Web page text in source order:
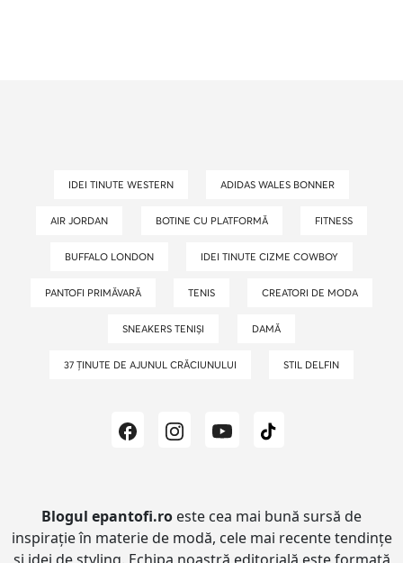
IDEI TINUTE WESTERN ADIDAS WALES BONNER
AIR JORDAN BOTINE CU PLATFORMĂ FITNESS
BUFFALO LONDON IDEI TINUTE CIZME COWBOY
PANTOFI PRIMĂVARĂ TENIS CREATORI DE MODA
SNEAKERS TENIȘI DAMĂ
37 ȚINUTE DE AJUNUL CRĂCIUNULUI STIL DELFIN
Blogul epantofi.ro este cea mai bună sursă de
inspirație în materie de modă, cele mai recente tendințe